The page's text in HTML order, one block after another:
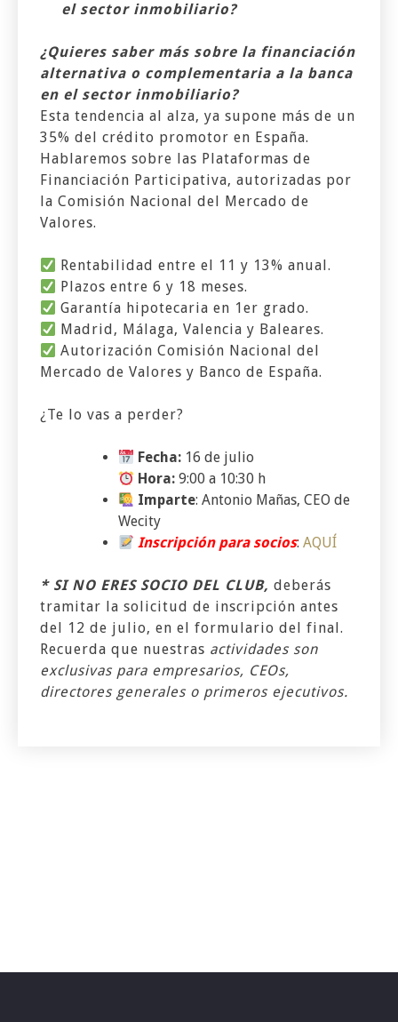
el sector inmobiliario?
¿Quieres saber más sobre la financiación
alternativa o complementaria a la banca
en el sector inmobiliario?
Esta tendencia al alza, ya supone más de un
35% del crédito promotor en España.
Hablaremos sobre las Plataformas de
Financiación Participativa, autorizadas por
la Comisión Nacional del Mercado de
Valores.
Rentabilidad entre el 11 y 13% anual.
Plazos entre 6 y 18 meses.
Garantía hipotecaria en 1er grado.
Madrid, Málaga, Valencia y Baleares.
Autorización Comisión Nacional del
Mercado de Valores y Banco de España.
¿Te lo vas a perder?
Fecha: 16 de julio
Hora: 9:00 a 10:30 h
Imparte: Antonio Mañas, CEO de
Wecity
Inscripción para socios:AQUÍ
* SI NO ERES SOCIO DEL CLUB, deberás
tramitar la solicitud de inscripción antes
del 12 de julio, en el formulario del final.
Recuerda que nuestras actividades son
exclusivas para empresarios, CEOs,
directores generales o primeros ejecutivos.